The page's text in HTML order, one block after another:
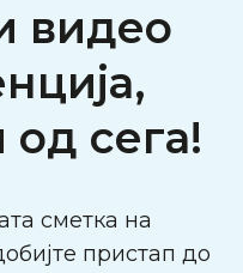
видео
од сега!
сметка на
пристап до